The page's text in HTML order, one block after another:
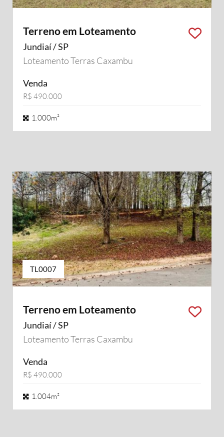
Terreno em Loteamento
Jundiaí / SP
Loteamento Terras Caxambu
Venda
R$ 490.000
1.000m²
TL0007
Terreno em Loteamento
Jundiaí / SP
Loteamento Terras Caxambu
Venda
R$ 490.000
1.004m²